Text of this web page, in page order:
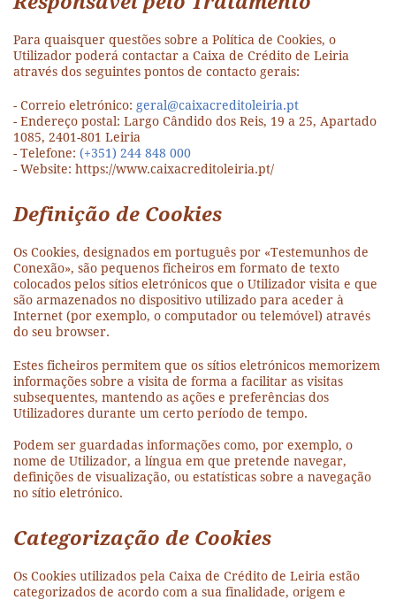
Para quaisquer questões sobre a Política de Cookies, o
Utilizador poderá contactar a Caixa de Crédito de Leiria
através dos seguintes pontos de contacto gerais:
- Correio eletrónico: geral@caixacreditoleiria.pt
- Endereço postal: Largo Cândido dos Reis, 19 a 25, Apartado
1085, 2401-801 Leiria
- Telefone: (+351) 244 848 000
- Website: https://www.caixacreditoleiria.pt/
Definição de Cookies
Os Cookies, designados em português por «Testemunhos de
Conexão», são pequenos ficheiros em formato de texto
colocados pelos sítios eletrónicos que o Utilizador visita e que
são armazenados no dispositivo utilizado para aceder à
Internet (por exemplo, o computador ou telemóvel) através
do seu browser.
Estes ficheiros permitem que os sítios eletrónicos memorizem
informações sobre a visita de forma a facilitar as visitas
subsequentes, mantendo as ações e preferências dos
Utilizadores durante um certo período de tempo.
Podem ser guardadas informações como, por exemplo, o
nome de Utilizador, a língua em que pretende navegar,
definições de visualização, ou estatísticas sobre a navegação
no sítio eletrónico.
Categorização de Cookies
Os Cookies utilizados pela Caixa de Crédito de Leiria estão
categorizados de acordo com a sua finalidade, origem e